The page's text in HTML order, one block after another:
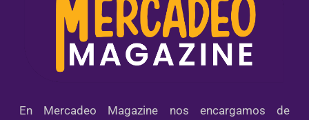
En Mercadeo Magazine nos encargamos de